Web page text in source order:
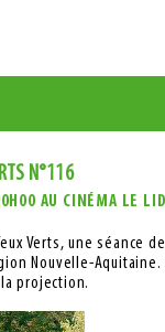
N°116
AU CINÉMA LE
Verts, une séance
Nouvelle-Aquitaine.
projection.